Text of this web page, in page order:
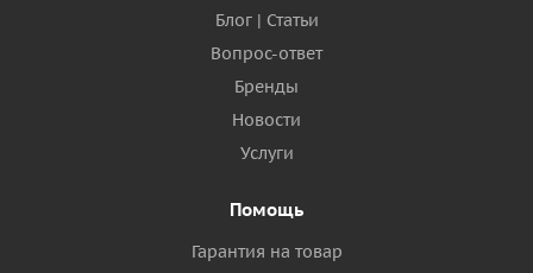
Блог | Статьи
Вопрос-ответ
Бренды
Новости
Услуги
Помощь
Гарантия на товар